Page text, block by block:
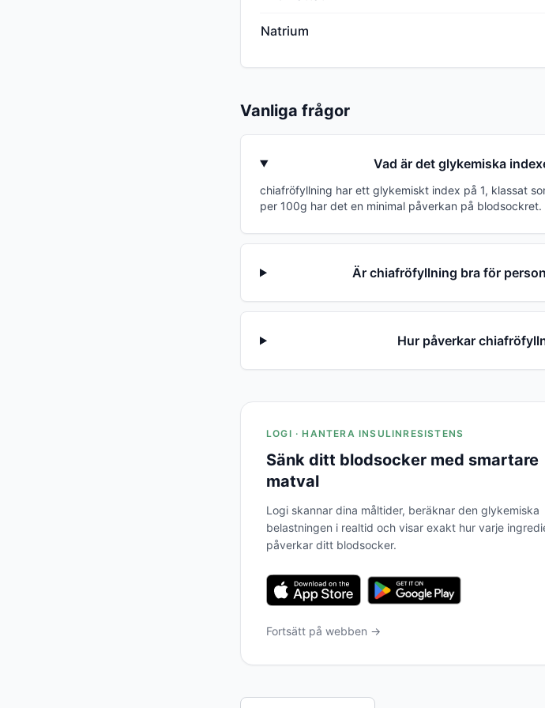
Natrium
Vanliga frågor
Vad är det glykemiska
chiafröfyllning har ett glykemiskt index på 1, klassat
per 100g har det en minimal påverkan på blodsockret.
Är chiafröfyllning bra för
Hur påverkar
LOGI · HANTERA INSULINRESISTENS
Sänk ditt blodsocker med smartare
matval
Logi skannar dina måltider, beräknar den glykemiska
belastningen i realtid och visar exakt hur varje
påverkar ditt blodsocker.
Fortsätt på webben →